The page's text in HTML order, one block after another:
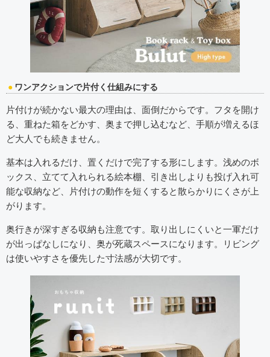
ワンアクションで片付く仕組みにする
片付けが続かない最大の理由は、面倒だからです。フタを開け
る、重ねた箱をどかす、奥まで押し込むなど、手順が増えるほ
ど大人でも続きません。
基本は入れるだけ、置くだけで完了する形にします。浅めのボ
ックス、立てて入れられる絵本棚、引き出しよりも投げ入れ可
能な収納など、片付けの動作を短くすると散らかりにくさが上
がります。
奥行きが深すぎる収納も注意です。取り出しにくいと一軍だけ
が出っぱなしになり、奥が死蔵スペースになります。リビング
は使いやすさを優先した寸法感が大切です。